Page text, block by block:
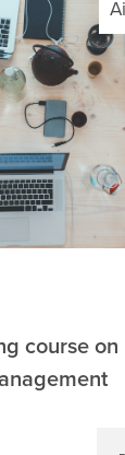
course